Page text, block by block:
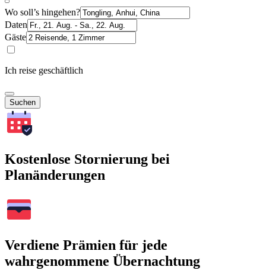
Wo soll’s hingehen?
Daten
Gäste
Ich reise geschäftlich
Suchen
Kostenlose Stornierung bei
Planänderungen
Verdiene Prämien für jede
wahrgenommene Übernachtung